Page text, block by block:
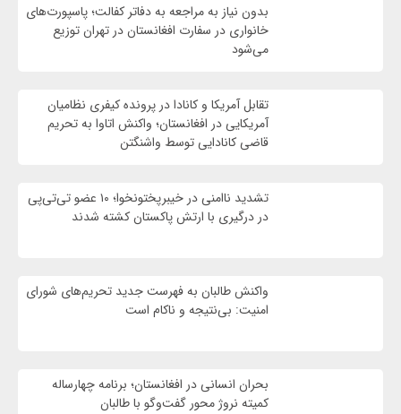
بدون نیاز به مراجعه به دفاتر کفالت؛ پاسپورت‌های
خانواری در سفارت افغانستان در تهران توزیع
می‌شود
تقابل آمریکا و کانادا در پرونده کیفری نظامیان
آمریکایی در افغانستان؛ واکنش اتاوا به تحریم
قاضی کانادایی توسط واشنگتن
تشدید ناامنی در خیبرپختونخوا؛ ۱۰ عضو تی‌تی‌پی
در درگیری با ارتش پاکستان کشته شدند
واكنش طالبان به فهرست جدید تحریم‌های شورای
امنیت: بی‌نتیجه و ناکام است
بحران انسانی در افغانستان؛ برنامه چهار‌ساله
کمیته نروژ محور گفت‌وگو با طالبان